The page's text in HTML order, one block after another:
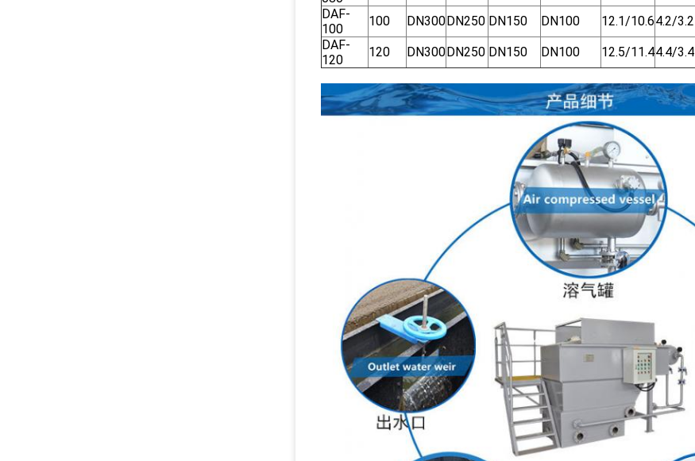
DAF-
100
100 DN300DN250 DN150 DN100 12.1/10.64.2/3.2
DAF-
120
120 DN300DN250 DN150 DN100 12.5/11.44.4/3.4